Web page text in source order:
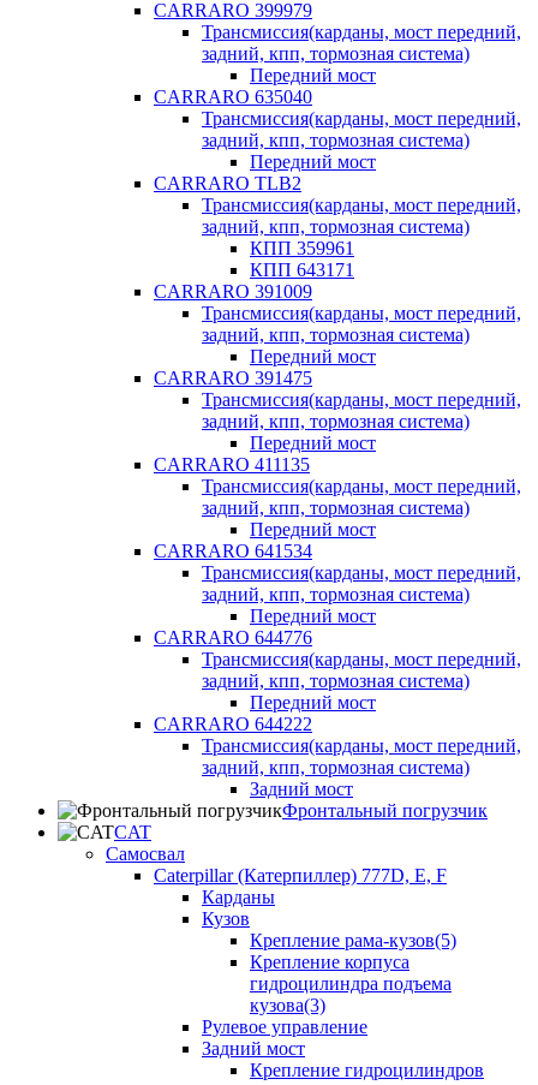
CARRARO 399979
Трансмиссия(карданы, мост передний,
задний, кпп, тормозная система)
Передний мост
CARRARO 635040
Трансмиссия(карданы, мост передний,
задний, кпп, тормозная система)
Передний мост
CARRARO TLB2
Трансмиссия(карданы, мост передний,
задний, кпп, тормозная система)
КПП 359961
КПП 643171
CARRARO 391009
Трансмиссия(карданы, мост передний,
задний, кпп, тормозная система)
Передний мост
CARRARO 391475
Трансмиссия(карданы, мост передний,
задний, кпп, тормозная система)
Передний мост
CARRARO 411135
Трансмиссия(карданы, мост передний,
задний, кпп, тормозная система)
Передний мост
CARRARO 641534
Трансмиссия(карданы, мост передний,
задний, кпп, тормозная система)
Передний мост
CARRARO 644776
Трансмиссия(карданы, мост передний,
задний, кпп, тормозная система)
Передний мост
CARRARO 644222
Трансмиссия(карданы, мост передний,
задний, кпп, тормозная система)
Задний мост
Фронтальный погрузчик
CAT
Самосвал
Caterpillar (Катерпиллер) 777D, E, F
Карданы
Кузов
Крепление рама-кузов(5)
Крепление корпуса
гидроцилиндра подъема
кузова(3)
Рулевое управление
Задний мост
Крепление гидроцилиндров